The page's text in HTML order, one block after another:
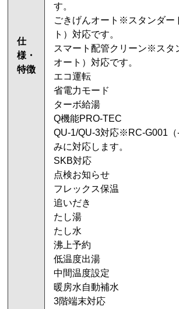
仕
様・
特徴
す。
ごきげんオート※スタンダー
ト）対応です。
スマート配管クリーン※スタ
オート）対応です。
エコ運転
省電力モード
ターボ給湯
Q機能PRO-TEC
QU-1/QU-3対応※RC-G001（
みに対応します。
SKB対応
点検お知らせ
フレックス保温
追いだき
たし湯
たし水
沸上予約
低温度出湯
中間温度設定
暖房水自動補水
3階端末対応